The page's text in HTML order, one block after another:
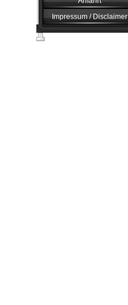
Impressum / Disclaimer